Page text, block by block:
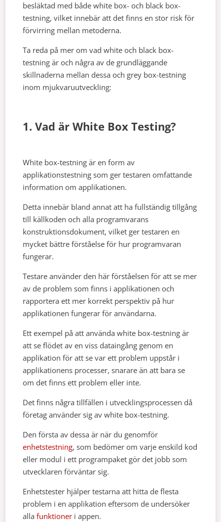
besläktad med både white box- och black box-
testning, vilket innebär att det finns en stor risk för
förvirring mellan metoderna.
Ta reda på mer om vad white och black box-
testning är och några av de grundläggande
skillnaderna mellan dessa och grey box-testning
inom mjukvaruutveckling:
1. Vad är White Box Testing?
White box-testning är en form av
applikationstestning som ger testaren omfattande
information om applikationen.
Detta innebär bland annat att ha fullständig tillgång
till källkoden och alla programvarans
konstruktionsdokument, vilket ger testaren en
mycket bättre förståelse för hur programvaran
fungerar.
Testare använder den här förståelsen för att se mer
av de problem som finns i applikationen och
rapportera ett mer korrekt perspektiv på hur
applikationen fungerar för användarna.
Ett exempel på att använda white box-testning är
att se flödet av en viss dataingång genom en
applikation för att se var ett problem uppstår i
applikationens processer, snarare än att bara se
om det finns ett problem eller inte.
Det finns några tillfällen i utvecklingsprocessen då
företag använder sig av white box-testning.
Den första av dessa är när du genomför
enhetstestning, som bedömer om varje enskild kod
eller modul i ett programpaket gör det jobb som
utvecklaren förväntar sig.
Enhetstester hjälper testarna att hitta de flesta
problem i en applikation eftersom de undersöker
allafunktioner i appen.